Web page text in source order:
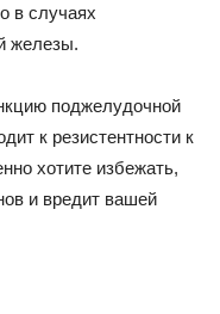
в случаях
железы.
поджелудочной
к резистентности к
хотите избежать,
и вредит вашей